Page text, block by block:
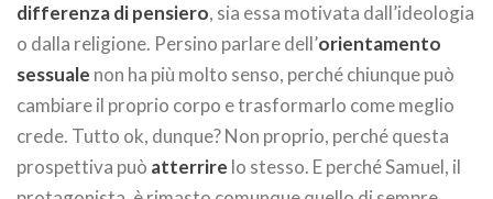
differenza di pensiero, sia essa motivata dall’ideologia
o dalla religione. Persino parlare dell’orientamento
sessuale non ha più molto senso, perché chiunque può
cambiare il proprio corpo e trasformarlo come meglio
crede. Tutto ok, dunque? Non proprio, perché questa
prospettiva può atterrire lo stesso. E perché Samuel, il